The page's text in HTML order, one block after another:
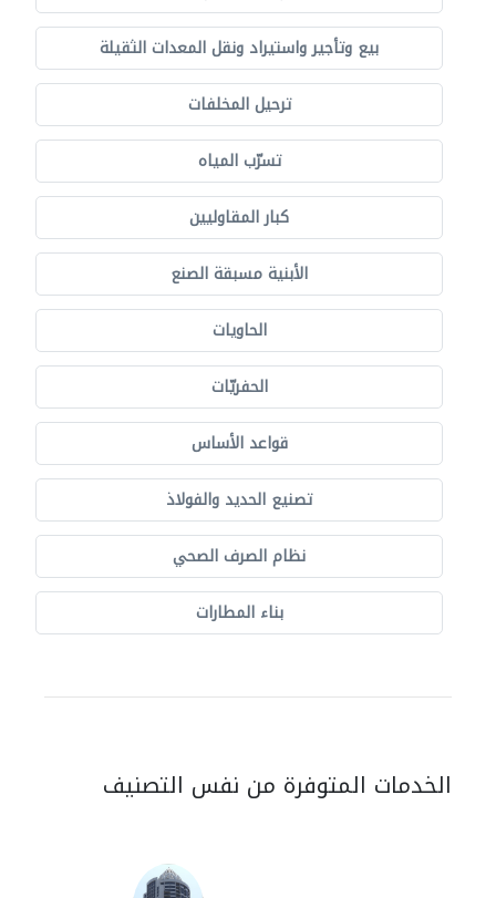
بيع وتأجير واستيراد ونقل المعدات الثقيلة
ترحيل المخلفات
تسرّب المياه
كبار المقاوليين
الأبنية مسبقة الصنع
الحاويات
الحفريّات
قواعد الأساس
تصنيع الحديد والفولاذ
نظام الصرف الصحي
بناء المطارات
الخدمات المتوفرة من نفس التصنيف